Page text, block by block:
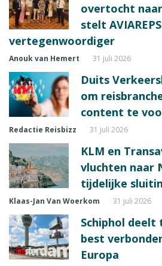
overtocht
stelt
vertegenwoordiger
Anouk van Hemert 31 juli 2026
Duits
om
content te
Redactie Reisbizz 31 juli 2026
KLM en
vluchten naar
tijdelijke
Klaas-Jan Van Woerkom 31 juli 2026
Schiphol deelt
best
Europa